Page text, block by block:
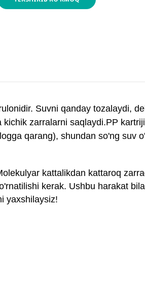
Suvni qanday tozalaydi,
zarralarni saqlaydi.PP
qarang), shundan so'ng suv
kattalikdan kattaroq
kerak. Ushbu harakat
yaxshilaysiz!